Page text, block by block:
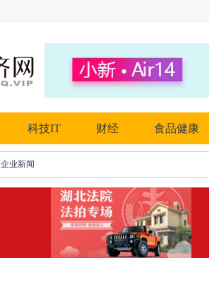
科技IT 财经 食品健康
企业新闻